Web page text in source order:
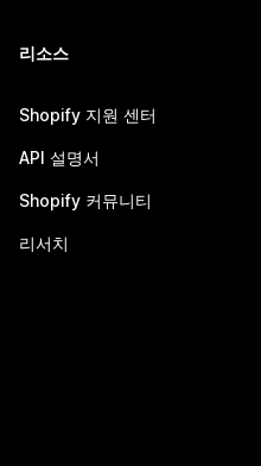
리소스
Shopify 지원 센터
API 설명서
Shopify 커뮤니티
리서치